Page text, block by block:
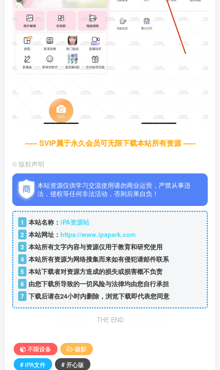
----- SVIP属于永久会员可无限下载本站所有资源 -----
© 版权声明
本站资源仅供学习交流使用请勿商业运营，严禁从事违
法，侵权等任何非法活动，否则后果自负！
1 本站名称： iPA资源站
2 本站网址： https://www.ipapark.com
3 本站所有文字内容与资源仅用于教育和研究使用
4 本站所有资源为网络搜集而来如有侵犯请邮件联系
5 本站下载者对资源方造成的损失或损害概不负责
6 由您下载所导致的一切风险与法律均由您自行承担
7 下载后请在24小时内删除，浏览下载即代表您同意
THE END
不限设备
摄影
# iPA文件
# 开心版